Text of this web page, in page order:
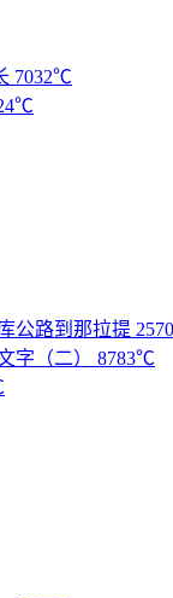
7032℃
公路到那拉提
字（二） 8783℃